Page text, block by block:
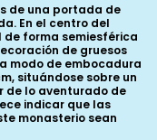
de una portada de
En el centro del
forma semiesférica
de gruesos
modo de embocadura
situándose sobre un
de lo aventurado de
indicar que las
monasterio sean